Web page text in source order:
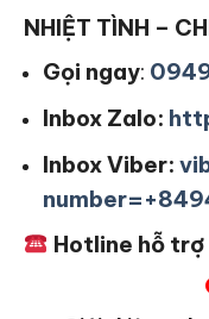
NHIỆT TÌNH –
Gọi ngay:
Inbox Zalo:
Inbox Viber:
Hotline hỗ